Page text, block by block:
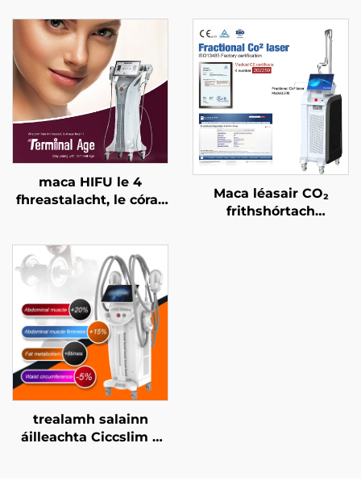
maca HIFU le 4
fhreastalacht, le córas
craiceann, le cruthú an
chorpais, agus le
haghaidh aois
théarmaí
Maca léasair CO₂
frithshórtach
trealamh salainn
áilleachta Ciccslim 3